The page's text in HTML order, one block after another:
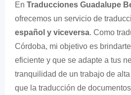
En Traducciones Guadalupe
ofrecemos un servicio de
español y viceversa. Como
Córdoba, mi objetivo es
eficiente y que se adapte a tus
tranquilidad de un trabajo de
que la traducción de